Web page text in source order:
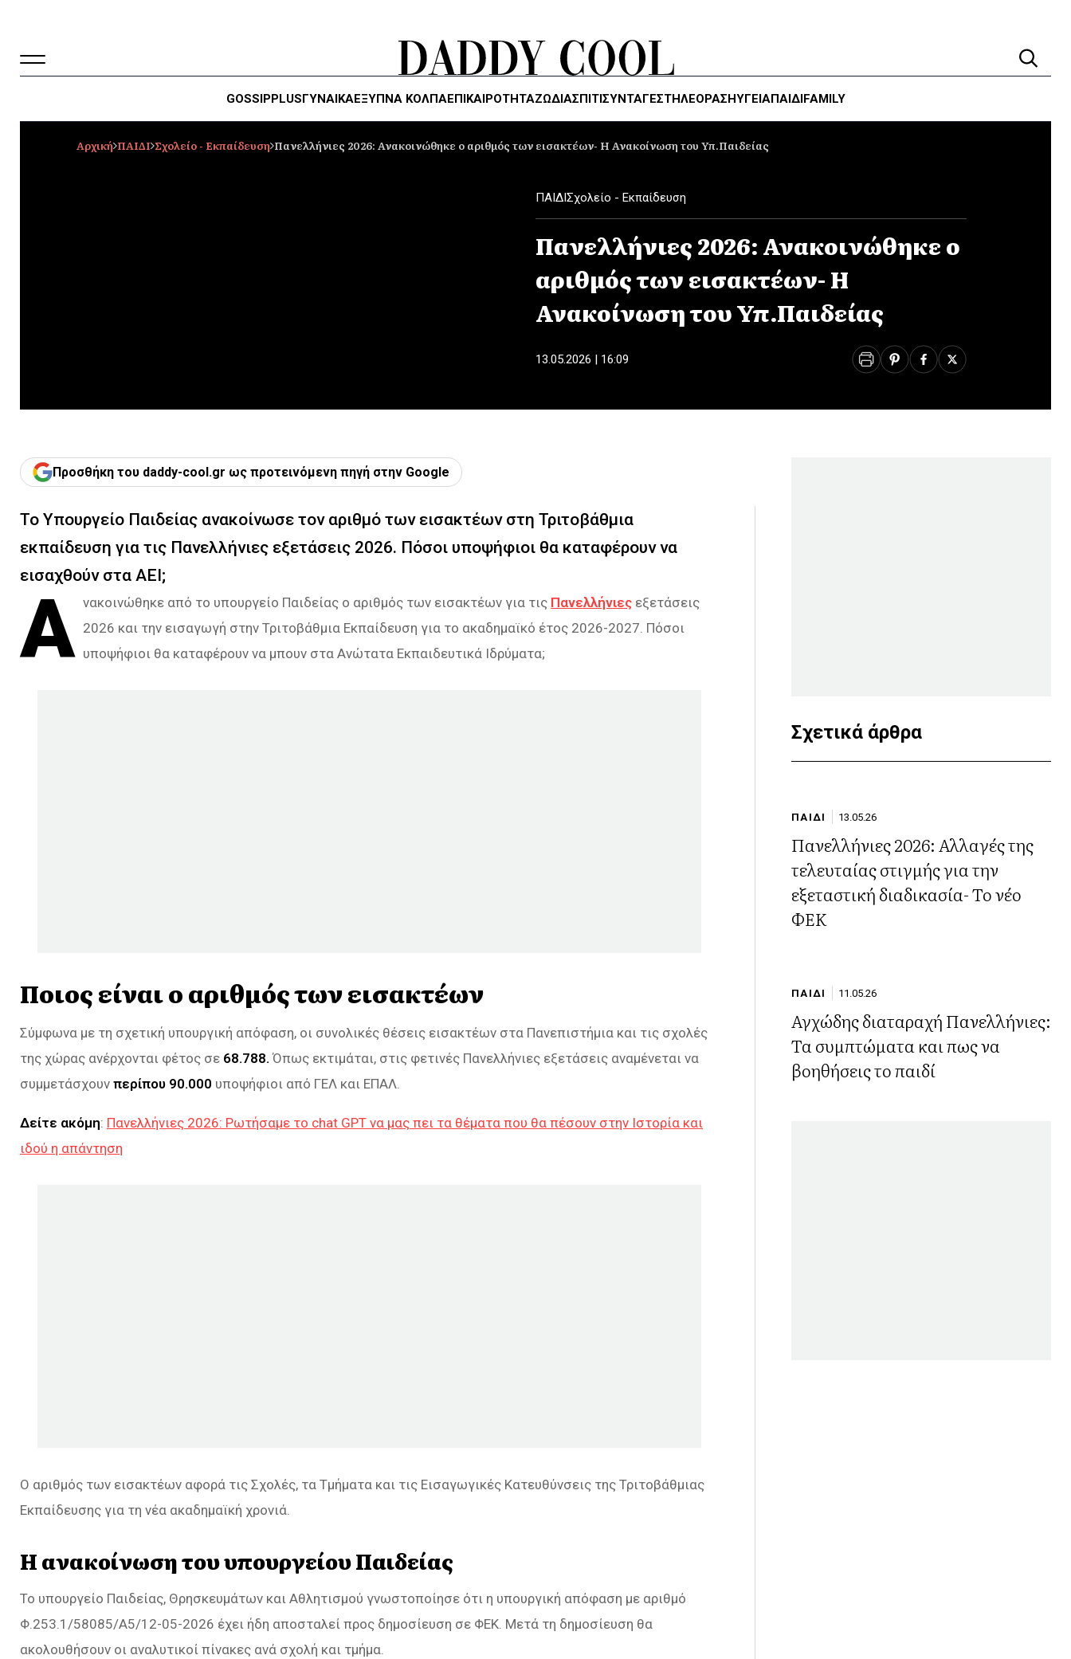
GOSSIPPLUSΓΥΝΑΙΚΑΈΞΥΠΝΑ ΚΌΛΠΑΕΠΙΚΑΙΡΟΤΗΤΑΖΏΔΙΑΣΠΙΤΙΣΥΝΤΑΓΕΣΤΗΛΕΌΡΑΣΗΥΓΕΊΑΠΑΙΔΙFAMILY
Αρχική ΠΑΙΔΙ Σχολείο - Εκπαίδευση Πανελλήνιες 2026: Ανακοινώθηκε ο αριθμός των εισακτέων- Η Ανακοίνωση του Υπ.Παιδείας
ΠΑΙΔΙΣχολείο - Εκπαίδευση
Πανελλήνιες 2026: Ανακοινώθηκε ο
αριθμός των εισακτέων- Η
Ανακοίνωση του Υπ.Παιδείας
13.05.2026 | 16:09
Προσθήκη του daddy-cool.gr ως προτεινόμενη πηγή στην Google
Το Υπουργείο Παιδείας ανακοίνωσε τον αριθμό των εισακτέων στη Τριτοβάθμια
εκπαίδευση για τις Πανελλήνιες εξετάσεις 2026. Πόσοι υποψήφιοι θα καταφέρουν να
εισαχθούν στα ΑΕΙ;
Α νακοινώθηκε από το υπουργείο Παιδείας ο αριθμός των εισακτέων για τις Πανελλήνιες εξετάσεις
2026 και την εισαγωγή στην Τριτοβάθμια Εκπαίδευση για το ακαδημαϊκό έτος 2026-2027. Πόσοι
υποψήφιοι θα καταφέρουν να μπουν στα Ανώτατα Εκπαιδευτικά Ιδρύματα;
Ποιος είναι ο αριθμός των εισακτέων
Σύμφωνα με τη σχετική υπουργική απόφαση, οι συνολικές θέσεις εισακτέων στα Πανεπιστήμια και τις σχολές
της χώρας ανέρχονται φέτος σε 68.788. Όπως εκτιμάται, στις φετινές Πανελλήνιες εξετάσεις αναμένεται να
συμμετάσχουν περίπου 90.000 υποψήφιοι από ΓΕΛ και ΕΠΑΛ.
Δείτε ακόμη: Πανελλήνιες 2026: Ρωτήσαμε το chat GPT να μας πει τα θέματα που θα πέσουν στην Ιστορία και
ιδού η απάντηση
Ο αριθμός των εισακτέων αφορά τις Σχολές, τα Τμήματα και τις Εισαγωγικές Κατευθύνσεις της Τριτοβάθμιας
Εκπαίδευσης για τη νέα ακαδημαϊκή χρονιά.
Η ανακοίνωση του υπουργείου Παιδείας
Το υπουργείο Παιδείας, Θρησκευμάτων και Αθλητισμού γνωστοποίησε ότι η υπουργική απόφαση με αριθμό
Φ.253.1/58085/A5/12-05-2026 έχει ήδη αποσταλεί προς δημοσίευση σε ΦΕΚ. Μετά τη δημοσίευση θα
ακολουθήσουν οι αναλυτικοί πίνακες ανά σχολή και τμήμα.
Σχετικά άρθρα
ΠΑΙΔΙ 13.05.26
Πανελλήνιες 2026: Αλλαγές της
τελευταίας στιγμής για την
εξεταστική διαδικασία- Το νέο
ΦΕΚ
ΠΑΙΔΙ 11.05.26
Αγχώδης διαταραχή Πανελλήνιες:
Τα συμπτώματα και πως να
βοηθήσεις το παιδί